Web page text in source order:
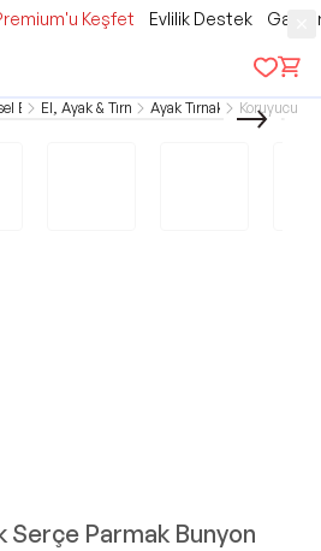
Keşfet Evlilik Destek
BakımEl, Ayak & Tırnak BakımıAyak Tırnak BakımıKoruyucu
Serçe Parmak Bunyon